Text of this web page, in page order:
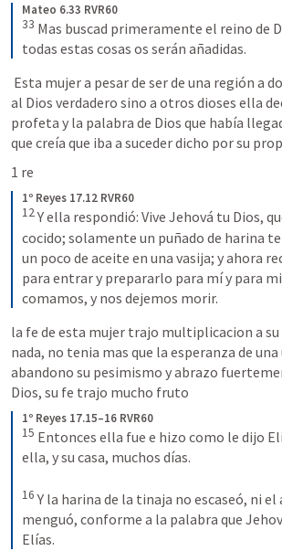
Mateo 6.33 RVR60
33 Mas buscad primeramente el reino de
todas estas cosas os serán añadidas.
al Dios verdadero sino a otros dioses ella
profeta y la palabra de Dios que había
que creía que iba a suceder dicho por su
1 re
1º Reyes 17.12 RVR60
12Y ella respondió: Vive Jehová tu Dios,
cocido; solamente un puñado de harina
un poco de aceite en una vasija; y ahora
para entrar y prepararlo para mí y para
comamos, y nos dejemos morir.
la fe de esta mujer trajo multiplicacion a
nada, no tenia mas que la esperanza de
abandono su pesimismo y abrazo
Dios, su fe trajo mucho fruto
1º Reyes 17.15–16 RVR60
15 Entonces ella fue e hizo como le dijo
ella, y su casa, muchos días.
16 Y la harina de la tinaja no escaseó, ni el
menguó, conforme a la palabra que
Elías.